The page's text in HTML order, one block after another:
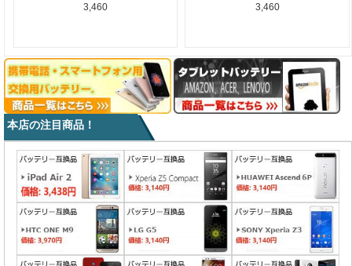
3,460
3,460
本店の注目商品！